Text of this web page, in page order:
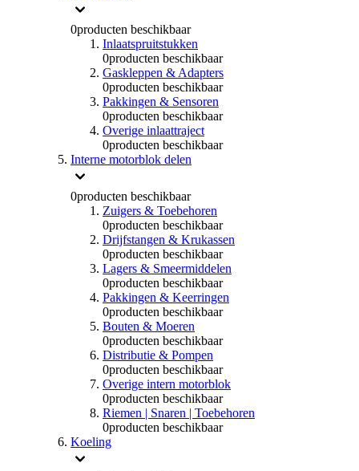
0producten beschikbaar
Inlaatspruitstukken
0producten beschikbaar
Gaskleppen & Adapters
0producten beschikbaar
Pakkingen & Sensoren
0producten beschikbaar
Overige inlaattraject
0producten beschikbaar
Interne motorblok delen
0producten beschikbaar
Zuigers & Toebehoren
0producten beschikbaar
Drijfstangen & Krukassen
0producten beschikbaar
Lagers & Smeermiddelen
0producten beschikbaar
Pakkingen & Keerringen
0producten beschikbaar
Bouten & Moeren
0producten beschikbaar
Distributie & Pompen
0producten beschikbaar
Overige intern motorblok
0producten beschikbaar
Riemen | Snaren | Toebehoren
0producten beschikbaar
Koeling